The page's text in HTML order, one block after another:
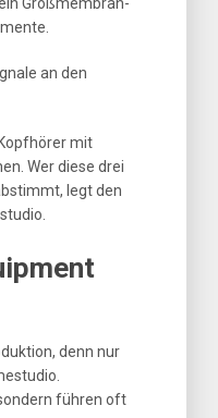
an den
mit
Wer diese drei
legt den
denn nur
führen oft